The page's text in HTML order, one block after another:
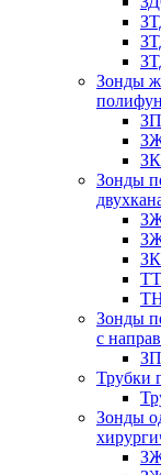
Зонды
Зонды
Зонды
с
Трубки
Зонды